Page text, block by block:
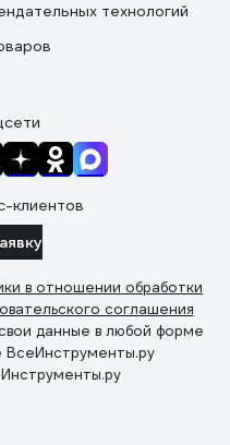
технологий
клиентов
в отношении обработки
соглашения
данные в любой форме
ВсеИнструменты.ру